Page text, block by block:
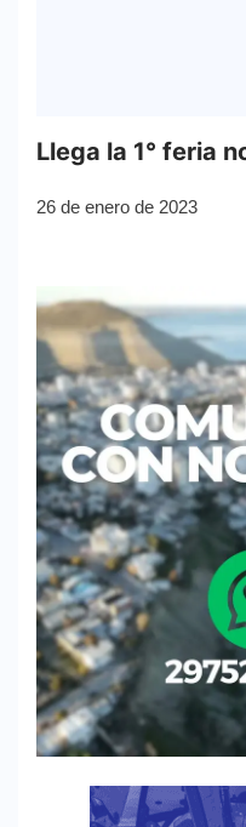
Llega la 1° feria
26 de enero de 2023